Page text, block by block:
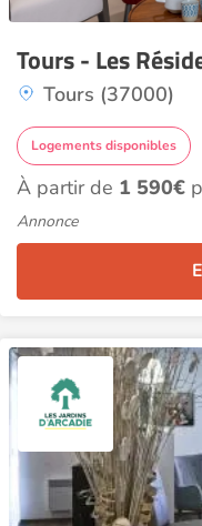
Tours - Les
Tours (37000)
Logements disponibles
À partir de 1 590€
Annonce